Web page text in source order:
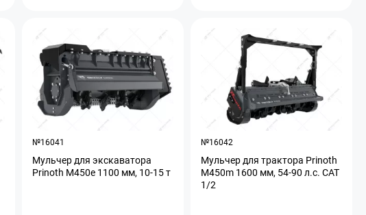
№16041
Мульчер для экскаватора
Prinoth M450e 1100 мм, 10-15 т
№16042
Мульчер для трактора Prinoth
M450m 1600 мм, 54-90 л.с. CAT
1/2